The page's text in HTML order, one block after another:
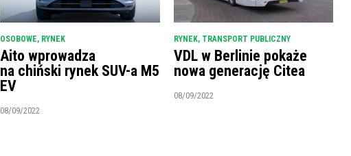
OSOBOWE, RYNEK
Aito wprowadza
na chiński rynek SUV-a M5
EV
08/09/2022
RYNEK, TRANSPORT PUBLICZNY
VDL w Berlinie pokaże
nowa generację Citea
08/09/2022